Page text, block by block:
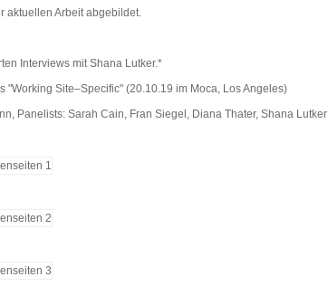
aktuellen Arbeit abgebildet.
Interviews mit Shana Lutker.*
"Working Site–Specific" (20.10.19 im Moca, Los Angeles)
Panelists: Sarah Cain, Fran Siegel, Diana Thater, Shana Lutker